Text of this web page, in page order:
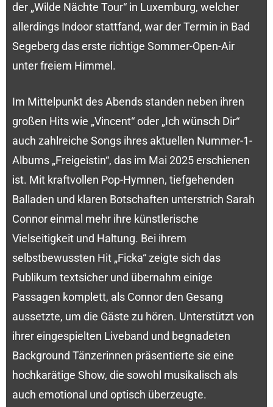
der „Wilde Nächte Tour“ in Luxemburg, welcher
allerdings Indoor stattfand, war der Termin in Bad
Segeberg das erste richtige Sommer-Open-Air
unter freiem Himmel.
Im Mittelpunkt des Abends standen neben ihren
großen Hits wie „Vincent“ oder „Ich wünsch Dir“
auch zahlreiche Songs ihres aktuellen Nummer-1-
Albums „Freigeistin“, das im Mai 2025 erschienen
ist. Mit kraftvollen Pop-Hymnen, tiefgehenden
Balladen und klaren Botschaften unterstrich Sarah
Connor einmal mehr ihre künstlerische
Vielseitigkeit und Haltung. Bei ihrem
selbstbewussten Hit „Ficka“ zeigte sich das
Publikum textsicher und übernahm einige
Passagen komplett, als Connor den Gesang
aussetzte, um die Gäste zu hören. Unterstützt von
ihrer eingespielten Liveband und begnadeten
Background Tänzerinnen präsentierte sie eine
hochkarätige Show, die sowohl musikalisch als
auch emotional und optisch überzeugte.